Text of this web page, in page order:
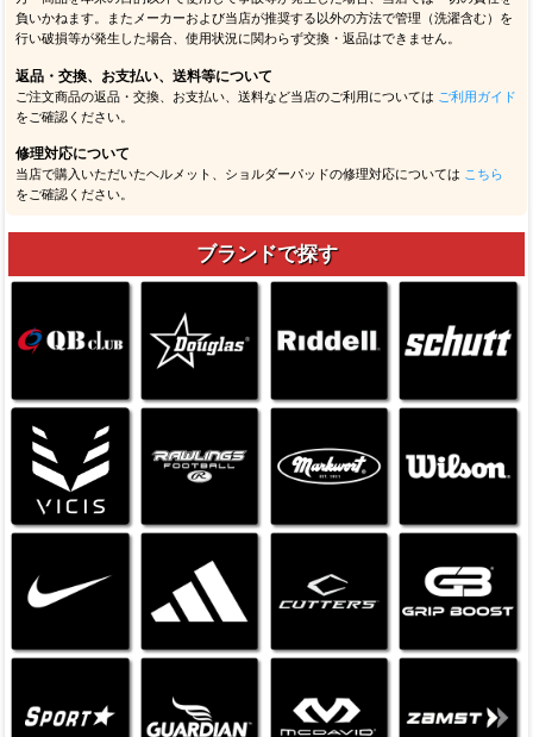
負いかねます。またメーカーおよび当店が推奨する以外の方法で管理（洗濯含む）を
行い破損等が発生した場合、使用状況に関わらず交換・返品はできません。
返品・交換、お支払い、送料等について
ご注文商品の返品・交換、お支払い、送料など当店のご利用については ご利用ガイド
をご確認ください。
修理対応について
当店で購入いただいたヘルメット、ショルダーパッドの修理対応については こちら
をご確認ください。
ブランドで探す